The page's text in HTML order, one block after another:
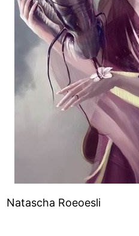
Natascha Roeoesli